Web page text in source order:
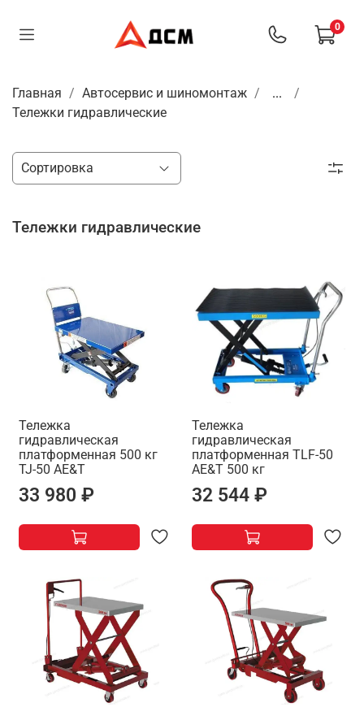
0
Главная Автосервис и шиномонтаж
...
Тележки гидравлические
Тележки гидравлические
Тележка
гидравлическая
платформенная 500 кг
TJ-50 AE&T
33 980 ₽
Тележка
гидравлическая
платформенная TLF-50
AE&T 500 кг
32 544 ₽